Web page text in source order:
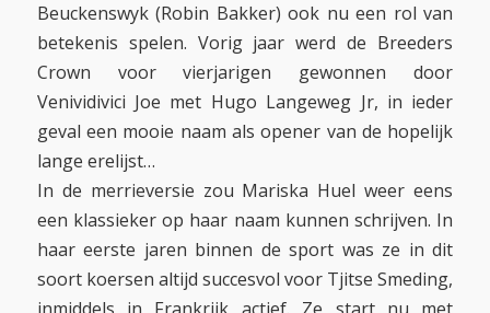
Beuckenswyk (Robin Bakker) ook nu een rol van
betekenis spelen. Vorig jaar werd de Breeders
Crown voor vierjarigen gewonnen door
Venividivici Joe met Hugo Langeweg Jr, in ieder
geval een mooie naam als opener van de hopelijk
lange erelijst…
In de merrieversie zou Mariska Huel weer eens
een klassieker op haar naam kunnen schrijven. In
haar eerste jaren binnen de sport was ze in dit
soort koersen altijd succesvol voor Tjitse Smeding,